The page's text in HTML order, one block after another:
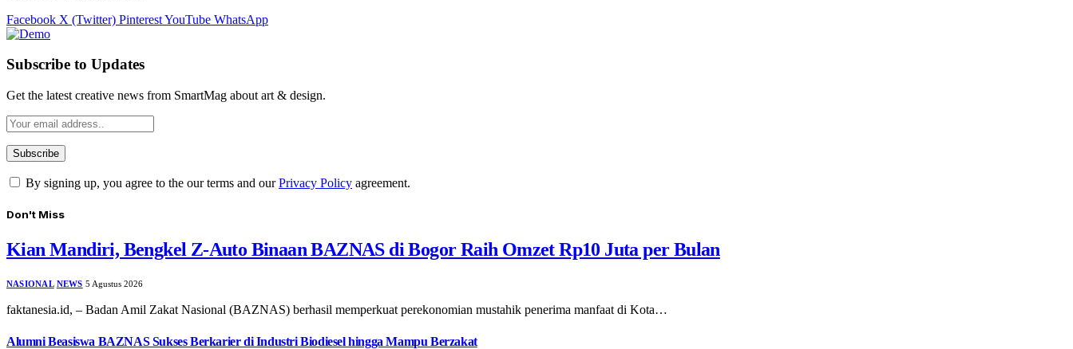
Facebook X (Twitter) PinterestYouTube WhatsApp
Subscribe to Updates
Get the latest creative news from SmartMag about art & design.
By signing up, you agree to the our terms and ourPrivacy Policy agreement.
Don't Miss
Kian Mandiri, Bengkel Z-Auto Binaan BAZNAS di Bogor Raih Omzet Rp10 Juta per Bulan
NASIONAL NEWS 5 Agustus 2026
faktanesia.id, – ​Badan Amil Zakat Nasional (BAZNAS) berhasil memperkuat perekonomian mustahik penerima manfaat di Kota…
Alumni Beasiswa BAZNAS Sukses Berkarier di Industri Biodiesel hingga Mampu Berzakat